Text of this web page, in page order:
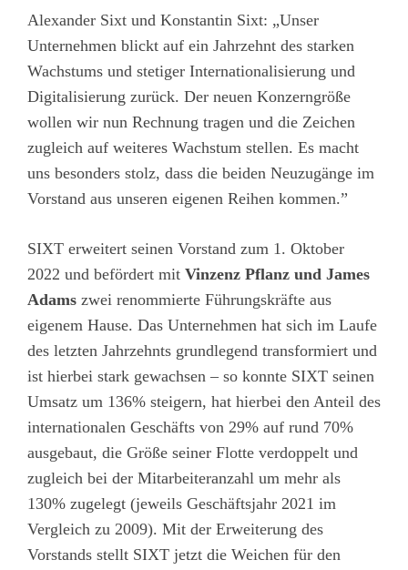
Alexander Sixt und Konstantin Sixt: „Unser
Unternehmen blickt auf ein Jahrzehnt des starken
Wachstums und stetiger Internationalisierung und
Digitalisierung zurück. Der neuen Konzerngröße
wollen wir nun Rechnung tragen und die Zeichen
zugleich auf weiteres Wachstum stellen. Es macht
uns besonders stolz, dass die beiden Neuzugänge im
Vorstand aus unseren eigenen Reihen kommen.”
SIXT erweitert seinen Vorstand zum 1. Oktober
2022 und befördert mit Vinzenz Pflanz und James
Adams zwei renommierte Führungskräfte aus
eigenem Hause. Das Unternehmen hat sich im Laufe
des letzten Jahrzehnts grundlegend transformiert und
ist hierbei stark gewachsen – so konnte SIXT seinen
Umsatz um 136% steigern, hat hierbei den Anteil des
internationalen Geschäfts von 29% auf rund 70%
ausgebaut, die Größe seiner Flotte verdoppelt und
zugleich bei der Mitarbeiteranzahl um mehr als
130% zugelegt (jeweils Geschäftsjahr 2021 im
Vergleich zu 2009). Mit der Erweiterung des
Vorstands stellt SIXT jetzt die Weichen für den